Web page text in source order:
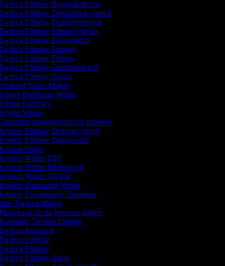
Filmów Biograficznych
Filmów Demonstracyjnych
Filmów Dramatycznych
Filmów Edukacyjnych
Filmów Fanowskich
Filmów Fantasy
Filmów Fitness
Filmów Gamingowych
Filmów Grozy
Video Maker
Dubbingu Wideo
Filmowy
Wideo
automatycznych napisów
Filmów Dekoracyjnych
Filmów Zapowiedzi
Outro
Wideo DIY
Wideo Modowych
Wideo TikTok
Zaproszeń Wideo
Zwiastunów Teaserów
Twórca Wideo
w tle do kreatora wideo
Twórca Filmów
Animacji
Filmów
Filmów
Filmów Akcji